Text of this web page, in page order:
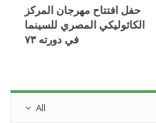
حفل افتتاح مهرجان المركز
الكاثوليكي المصري للسينما
في دورته ٧٣
All